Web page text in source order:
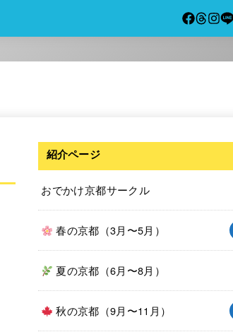
紹介ページ
おでかけ京都サークル
春の京都（3月〜5月）
夏の京都（6月〜8月）
秋の京都（9月〜11月）